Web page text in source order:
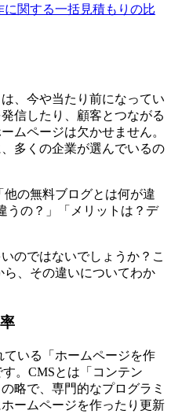
関する一括見積もりの比
、今や当たり前になってい
信したり、顧客とつながる
ムページは欠かせません。
多くの企業が選んでいるの
他の無料ブログとは何が違
うの？」「メリットは？デ
のではないでしょうか？こ
ら、その違いについてわか
ている「ホームページを作
。CMSとは「コンテン
略で、専門的なプログラミ
ームページを作ったり更新